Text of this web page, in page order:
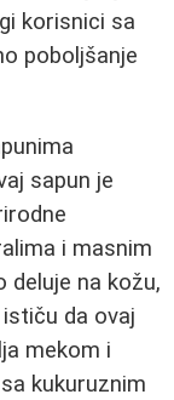
korisnici sa
poboljšanje
sapun je
i masnim
deluje na kožu,
da ovaj
mekom i
kukuruznim